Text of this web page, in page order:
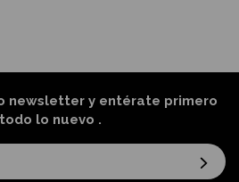
newsletter y entérate primero
lo nuevo .